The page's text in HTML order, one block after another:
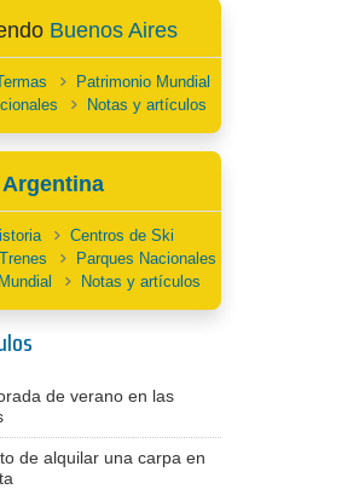
Buenos Aires
Patrimonio Mundial
Notas y artículos
Argentina
Centros de Ski
Trenes
Parques Nacionales
Notas y artículos
de verano en las
de alquilar una carpa en